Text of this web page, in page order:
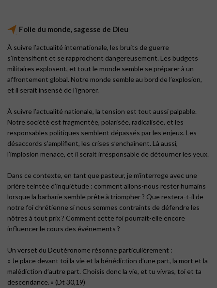
Folie du monde, sagesse de Dieu
À suivre l’actualité internationale, les bruits de guerre
s’intensifient et se rapprochent dangereusement. Les budgets
militaires explosent, et tout le monde semble se préparer à un
affrontement global. Notre monde semble au bord de l’explosion,
et il serait insensé de l’ignorer.
À suivre l’actualité nationale, la tension est tout aussi palpable.
Notre société est fragmentée, polarisée, radicalisée, et les
responsables politiques semblent dépassés par les enjeux. Les
désaccords s’amplifient, les crises s’enchaînent. Là aussi,
l’implosion menace, et il serait irresponsable de détourner les yeux.
Dans ce contexte, en tant que pasteur, je m’interroge avec une
prière teintée d’inquiétude : comment allons-nous rester humains
lorsque la barbarie semble prête à triompher ? Que restera-t-il de
notre foi chrétienne si nous sommes contraints de défendre les
nôtres à tout prix ? Comment cette foi pourrait-elle encore
influencer le cours des événements ?
Un verset du Deutéronome résonne particulièrement :
« Je place devant toi la vie et la bénédiction d’une part, la mort et la
malédiction d’autre part. Choisis donc la vie, et tu vivras, toi et ta
descendance. » (Dt 30,19)